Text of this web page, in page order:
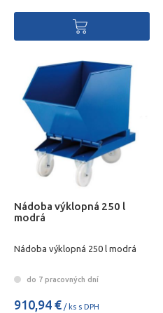
Nádoba výklopná 250 l
modrá
Nádoba výklopná 250 l modrá
do 7 pracovných dní
910,94 € / ks s DPH